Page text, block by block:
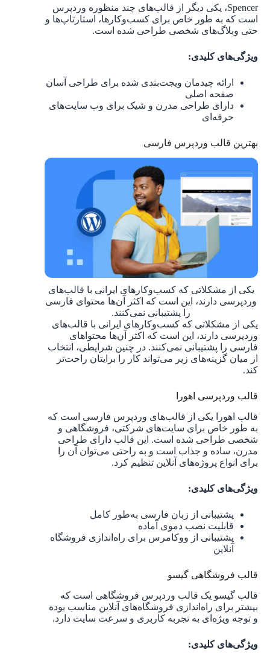
Spencer، یکی دیگر از قالب‌های چند منظوره وردپرس
است که به ‌طور خاص برای کسب‌وکارها، استارتاپ‌ها و
حتی وبلاگ‌های شخصی طراحی شده است.
ویژگی‌های کلیدی:
ارائه چیدمان ویجت‌بندی شده برای طراحی آسان
صفحه اصلی
دارای طراحی مدرن و شیک برای وب سایت‌های
حرفه‌ای
بهترین قالب وردپرس فارسی
یکی از مشکلاتی که کسب‌وکارهای ایرانی با قالب‌های
وردپرسی دارند، این است که اکثر آن‌ها محتوای فارسی
را پشتیبانی نمی‌کنند.
یکی از مشکلاتی که کسب‌وکارهای ایرانی با قالب‌های
وردپرسی دارند، این است که اکثر آن‌ها محتواهای
فارسی را پشتیبانی نمی‌کنند. در چنین شرایطی، انتخاب
از میان گزینه‌های زیر می‌تواند کار را برایتان راحت‌تر
کند.
قالب وردپرسی اهورا
قالب اهورا یکی از قالب‌های وردپرس فارسی است که
به طور خاص برای سایت‌های شرکتی، فروشگاهی و
شخصی طراحی شده است. این قالب دارای طراحی
مدرن، ساده و جذاب است و به راحتی می‌توان آن را
برای انواع پروژه‌های آنلاین تنظیم کرد.
ویژگی‌های کلیدی:
پشتیبانی از زبان فارسی به‌طور کامل
قابلیت نصب دموی آماده
پشتیبانی از ووکامرس برای راه‌اندازی فروشگاه
آنلاین
قالب فروشگاهی گیسو
قالب گیسو یک قالب وردپرس فروشگاهی است که
بیشتر برای راه‌اندازی فروشگاه‌های آنلاین مناسب بوده
و توجه ویژه‌ای به تجربه کاربری و سرعت سایت دارد.
ویژگی‌های کلیدی: